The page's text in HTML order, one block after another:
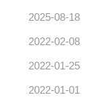
2025-08-18
2022-02-08
2022-01-25
2022-01-01